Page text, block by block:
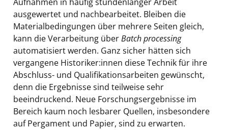
ausgewertet und nachbearbeitet. Bleiben die
Materialbedingungen über mehrere Seiten gleich,
kann die Verarbeitung überBatch processing
automatisiert werden. Ganz sicher hätten sich
vergangene Historiker:innen diese Technik für ihre
Abschluss- und Qualifikationsarbeiten gewünscht,
denn die Ergebnisse sind teilweise sehr
beeindruckend. Neue Forschungsergebnisse im
Bereich kaum noch lesbarer Quellen, insbesondere
auf Pergament und Papier, sind zu erwarten.